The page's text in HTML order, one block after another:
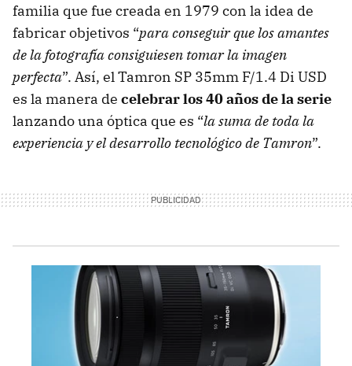
familia que fue creada en 1979 con la idea de
fabricar objetivos “para conseguir que los amantes
de la fotografía consiguiesen tomar la imagen
perfecta”. Así, el Tamron SP 35mm F/1.4 Di USD
es la manera de celebrar los 40 años de la serie
lanzando una óptica que es “la suma de toda la
experiencia y el desarrollo tecnológico de Tamron”.